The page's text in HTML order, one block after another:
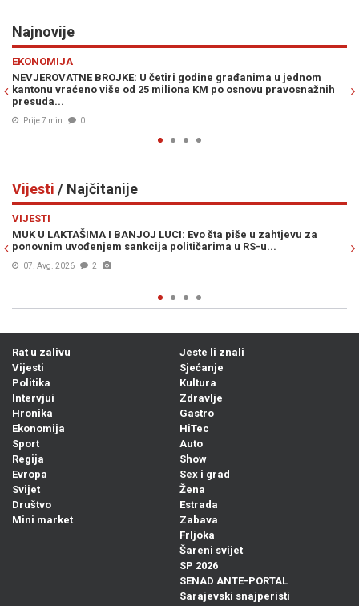
Najnovije
jednom
POLITIKA
NOVI SKANDAL TRESE REPUBLIKU SRPSKU: Vukanović
detalje velike tajne nagodbe Dodika i Stanivukovića, u
Prije 36 min
Vijesti / Najčitanije
za
ŠOKANTNE INFORMACIJE OSA-e: U BiH se nalaze dvije
plaćenih UBICA, čekaju naredbe od...
05. Avg. 2026
Rat u zalivu
Vijesti
Politika
Intervjui
Hronika
Ekonomija
Sport
Regija
Evropa
Svijet
Društvo
Mini market
Jeste li znali
Sjećanje
Kultura
Zdravlje
Gastro
HiTec
Auto
Show
Sex i grad
Žena
Estrada
Zabava
Frljoka
Šareni svijet
SP 2026
SENAD ANTE-PORTAL
Sarajevski snajperisti